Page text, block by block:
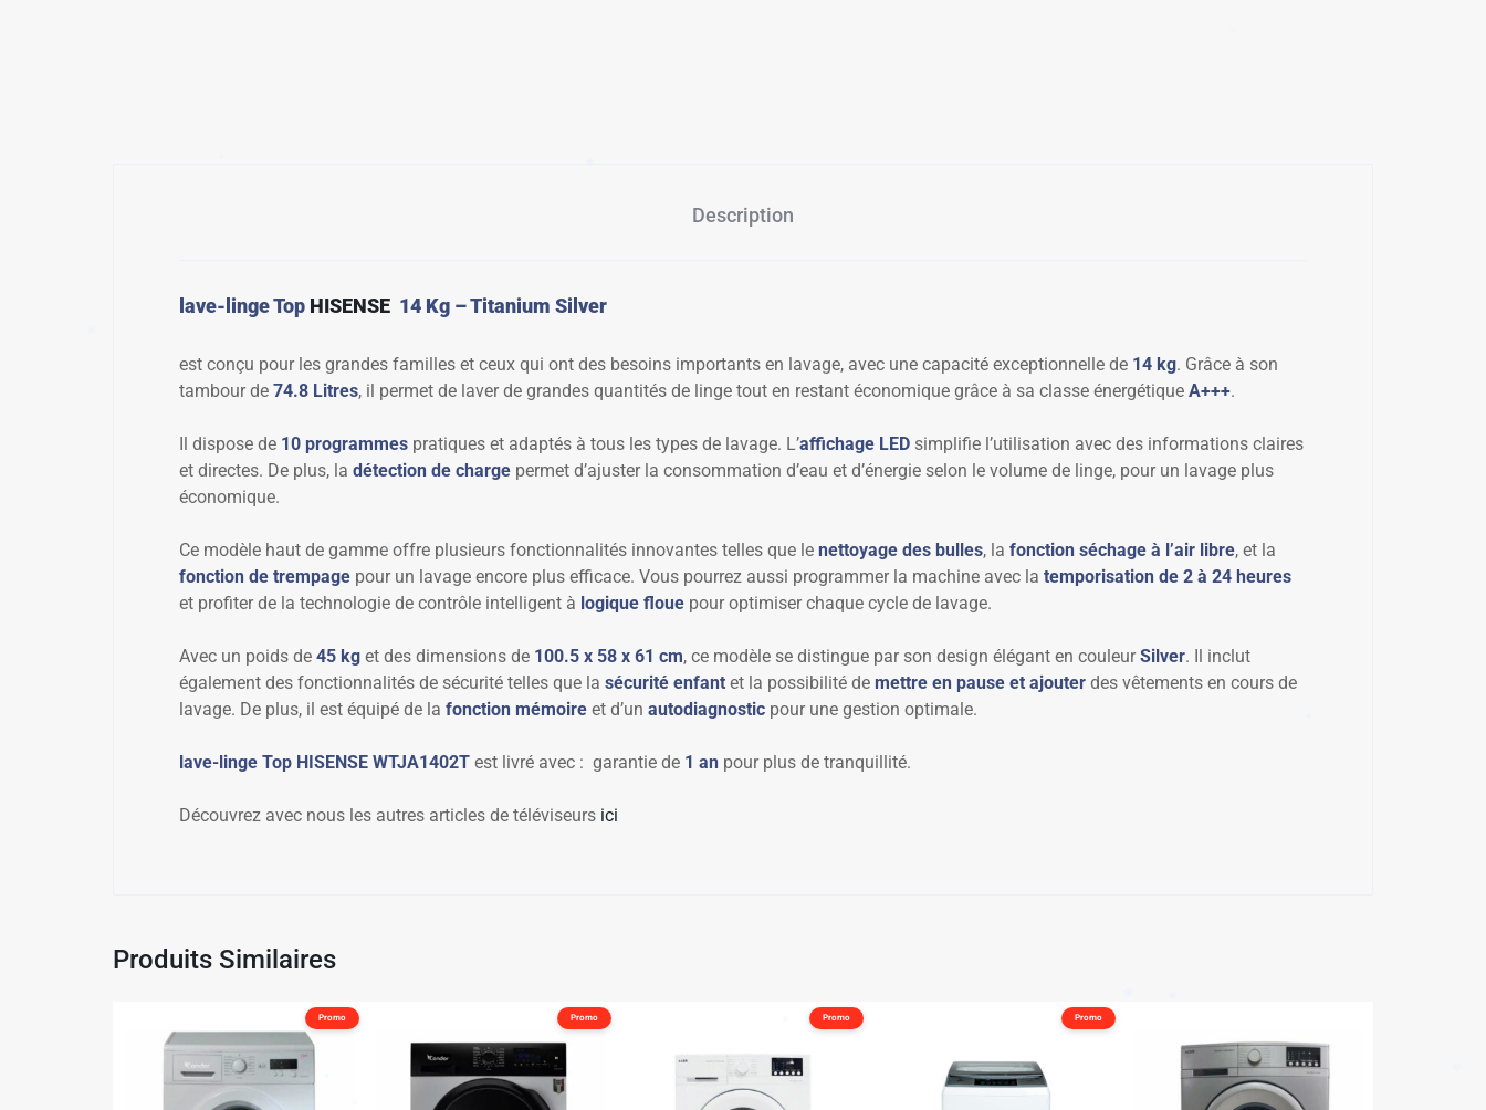
Description
lave-linge Top HISENSE 14 Kg – Titanium Silver
est conçu pour les grandes familles et ceux qui ont des besoins importants en lavage, avec une capacité exceptionnelle de 14 kg. Grâce à son
tambour de 74.8 Litres, il permet de laver de grandes quantités de linge tout en restant économique grâce à sa classe énergétique A+++.
Il dispose de 10 programmes pratiques et adaptés à tous les types de lavage. L’affichage LED simplifie l’utilisation avec des informations claires
et directes. De plus, la détection de charge permet d’ajuster la consommation d’eau et d’énergie selon le volume de linge, pour un lavage plus
économique.
Ce modèle haut de gamme offre plusieurs fonctionnalités innovantes telles que le nettoyage des bulles, la fonction séchage à l’air libre, et la
fonction de trempage pour un lavage encore plus efficace. Vous pourrez aussi programmer la machine avec la temporisation de 2 à 24 heures
et profiter de la technologie de contrôle intelligent à logique floue pour optimiser chaque cycle de lavage.
Avec un poids de 45 kg et des dimensions de 100.5 x 58 x 61 cm, ce modèle se distingue par son design élégant en couleurSilver. Il inclut
également des fonctionnalités de sécurité telles que la sécurité enfant et la possibilité de mettre en pause et ajouter des vêtements en cours de
lavage. De plus, il est équipé de la fonction mémoire et d’un autodiagnostic pour une gestion optimale.
lave-linge Top HISENSE WTJA1402T est livré avec : garantie de 1 an pour plus de tranquillité.
Découvrez avec nous les autres articles de téléviseurs ici
Produits Similaires
Promo Promo Promo Promo
✱